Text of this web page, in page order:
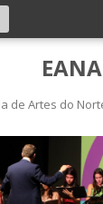
EANA
de Artes do
Pesquisar
por: